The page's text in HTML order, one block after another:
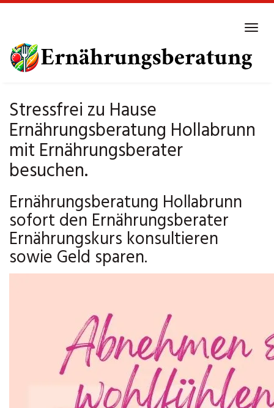
main
content
Stressfrei zu Hause
Ernährungsberatung Hollabrunn
mit Ernährungsberater
besuchen.
Ernährungsberatung Hollabrunn
sofort den Ernährungsberater
Ernährungskurs konsultieren
sowie Geld sparen.